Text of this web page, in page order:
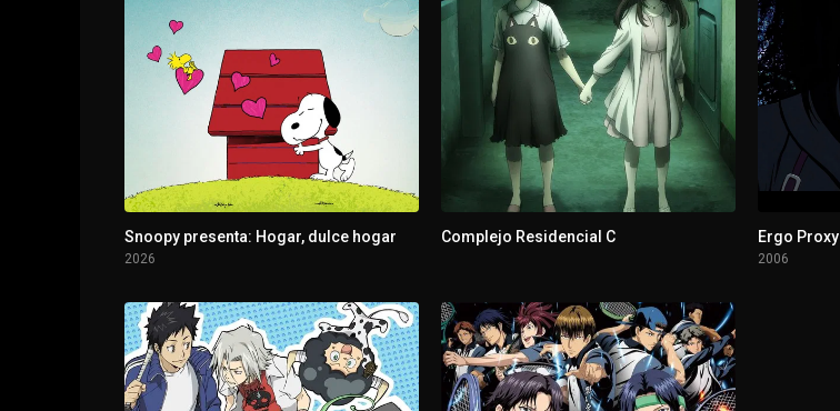
Snoopy presenta: Hogar, dulce hogar
2026
Complejo Residencial C Ergo Proxy
2006